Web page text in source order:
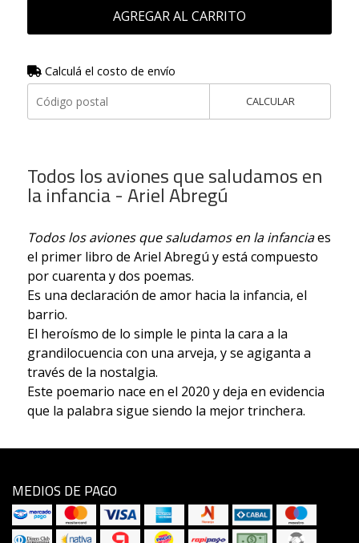
AGREGAR AL CARRITO
Calculá el costo de envío
CALCULAR
Todos los aviones que saludamos en
la infancia - Ariel Abregú
Todos los aviones que saludamos en la infanciaes
el primer libro de Ariel Abregú y está compuesto
por cuarenta y dos poemas.
Es una declaración de amor hacia la infancia, el
barrio.
El heroísmo de lo simple le pinta la cara a la
grandilocuencia con una arveja, y se agiganta a
través de la nostalgia.
Este poemario nace en el 2020 y deja en evidencia
que la palabra sigue siendo la mejor trinchera.
MEDIOS DE PAGO